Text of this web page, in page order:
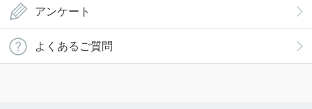
アンケート
よくあるご質問